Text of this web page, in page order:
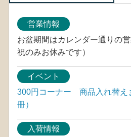
営業情報
お盆期間はカレンダー通りの
祝のみお休みです）
イベント
300円コーナー 商品入れ替え
冊）
入荷情報